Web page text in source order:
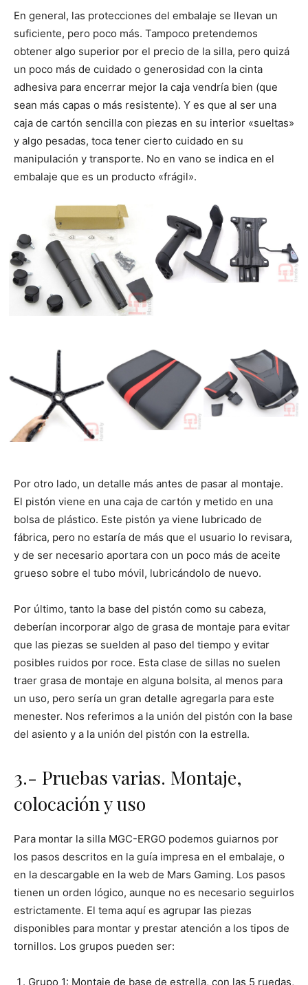
En general, las protecciones del embalaje se llevan un
suficiente, pero poco más. Tampoco pretendemos
obtener algo superior por el precio de la silla, pero quizá
un poco más de cuidado o generosidad con la cinta
adhesiva para encerrar mejor la caja vendría bien (que
sean más capas o más resistente). Y es que al ser una
caja de cartón sencilla con piezas en su interior «sueltas»
y algo pesadas, toca tener cierto cuidado en su
manipulación y transporte. No en vano se indica en el
embalaje que es un producto «frágil».
Por otro lado, un detalle más antes de pasar al montaje.
El pistón viene en una caja de cartón y metido en una
bolsa de plástico. Este pistón ya viene lubricado de
fábrica, pero no estaría de más que el usuario lo revisara,
y de ser necesario aportara con un poco más de aceite
grueso sobre el tubo móvil, lubricándolo de nuevo.
Por último, tanto la base del pistón como su cabeza,
deberían incorporar algo de grasa de montaje para evitar
que las piezas se suelden al paso del tiempo y evitar
posibles ruidos por roce. Esta clase de sillas no suelen
traer grasa de montaje en alguna bolsita, al menos para
un uso, pero sería un gran detalle agregarla para este
menester. Nos referimos a la unión del pistón con la base
del asiento y a la unión del pistón con la estrella.
3.- Pruebas varias. Montaje,
colocación y uso
Para montar la silla MGC-ERGO podemos guiarnos por
los pasos descritos en la guía impresa en el embalaje, o
en la descargable en la web de Mars Gaming. Los pasos
tienen un orden lógico, aunque no es necesario seguirlos
estrictamente. El tema aquí es agrupar las piezas
disponibles para montar y prestar atención a los tipos de
tornillos. Los grupos pueden ser:
Grupo 1: Montaje de base de estrella, con las 5 ruedas,